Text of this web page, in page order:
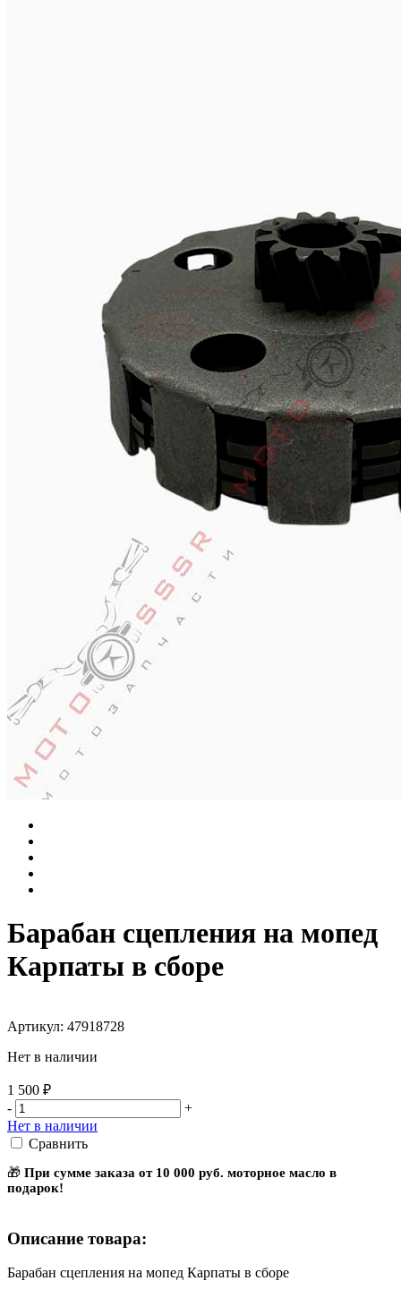
Барабан сцепления на мопед
Карпаты в сборе
Артикул: 47918728
Нет в наличии
1 500 ₽
-
+
Нет в наличии
Сравнить
🎁 При сумме заказа от 10 000 руб. моторное масло в
подарок!
Описание товара:
Барабан сцепления на мопед Карпаты в сборе